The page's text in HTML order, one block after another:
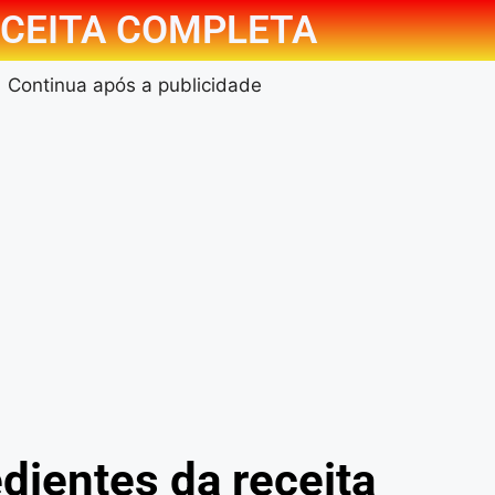
COMPLETA
Continua após a publicidade
da receita